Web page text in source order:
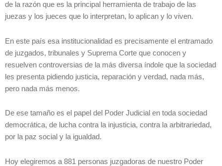
de la razón que es la principal herramienta de trabajo de las
juezas y los jueces que lo interpretan, lo aplican y lo viven.
En este país esa institucionalidad es precisamente el entramado
de juzgados, tribunales y Suprema Corte que conocen y
resuelven controversias de la más diversa índole que la sociedad
les presenta pidiendo justicia, reparación y verdad, nada más,
pero nada más menos.
De ese tamaño es el papel del Poder Judicial en toda sociedad
democrática, de lucha contra la injusticia, contra la arbitrariedad,
por la paz social y la igualdad.
Hoy elegiremos a 881 personas juzgadoras de nuestro Poder